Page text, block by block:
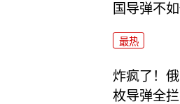
国导弹不如
最热
炸疯了！
枚导弹全